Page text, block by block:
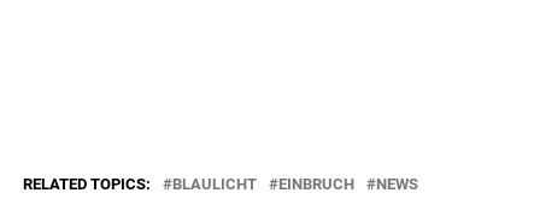
RELATED TOPICS: BLAULICHT EINBRUCH NEWS